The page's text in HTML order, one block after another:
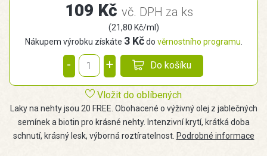
109 Kč vč. DPH za ks
(21,80 Kč/ml)
Nákupem výrobku získáte 3 Kčdo věrnostního programu
- + Do košíku
Vložit do oblíbených
Laky na nehty jsou 20 FREE. Obohacené o výživný olej z jablečných
semínek a biotin pro krásné nehty. Intenzivní krytí, krátká doba
schnutí, krásný lesk, výborná roztíratelnost. Podrobné informace